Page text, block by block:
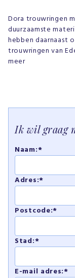
Dora trouwringen
duurzaamste
hebben daarnaast
trouwringen van
meer
Ik wil graag
Naam:*
Adres:*
Postcode:*
Stad:*
E-mail adres:*